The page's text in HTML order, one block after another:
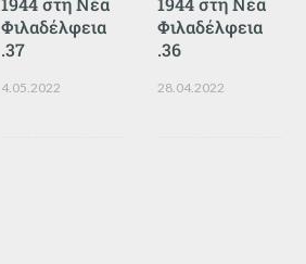
Φιλαδέλφεια
.37
4.05.2022
Φιλαδέλφεια
.36
28.04.2022